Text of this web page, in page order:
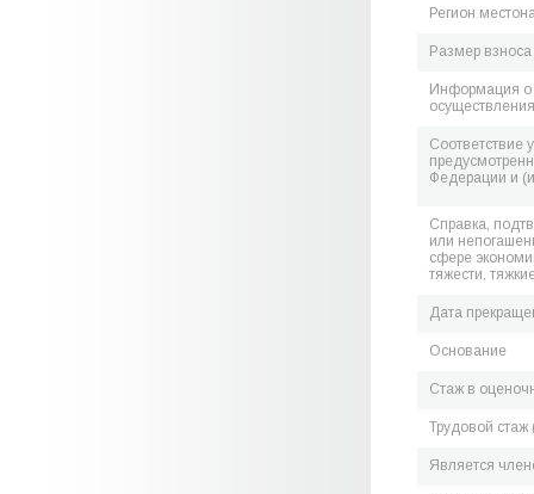
Регион
Размер
Информация о
Соответствие
Федерации и
Справка,
или
сфере
тяжести,
Дата
Основание
Стаж в
Трудовой стаж
Является